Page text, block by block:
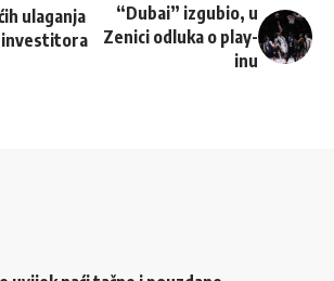
ulaganja
investitora
“Dubai” izgubio, u
Zenici odluka o play-
inu